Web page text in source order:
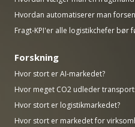
Hvordan automatiserer man
Fragt-KPI'er alle logistikchefer bør
Forskning
Hvor stort er AI-markedet?
Hvor meget CO2 udleder
Hvor stort er logistikmarkedet?
Hvor stort er markedet for